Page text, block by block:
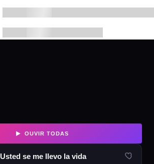
OUVIR TODAS
Usted se me llevo la vida